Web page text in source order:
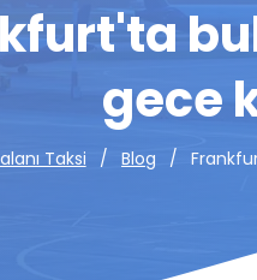
gece
Taksi Blog